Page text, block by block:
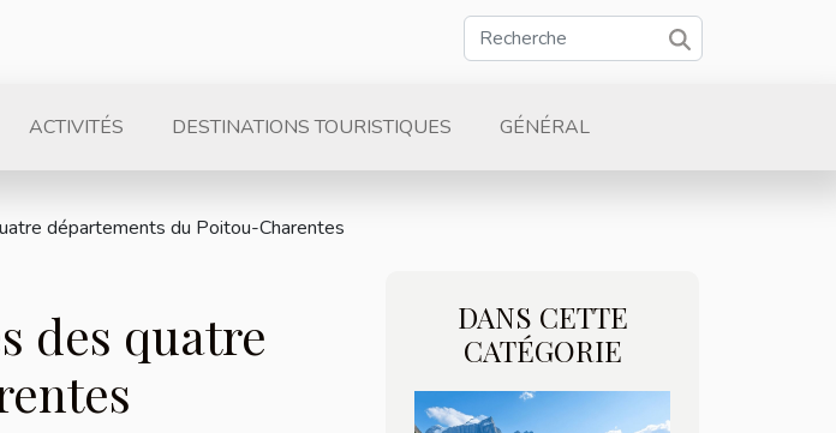
ACTIVITÉS DESTINATIONS TOURISTIQUES GÉNÉRAL
départements du Poitou-Charentes
des quatre
DANS CETTE
CATÉGORIE